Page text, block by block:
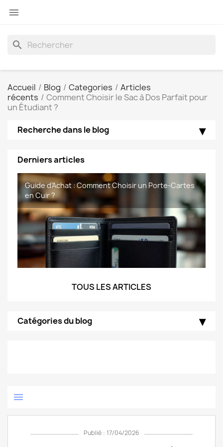

search
Accueil Blog Categories
Articles
récents
Comment Choisir le Sac à Dos Parfait pour
un Étudiant ?
Recherche dans le blog
Derniers articles
📝 Article : Cuir vs Cuir Synthetique–Quel Matériau
Choisir pour sa Maroquinerie
Foire aux questions portefeuille en cuir de
Maroquinerie-Meaux
foire aux questions sacoches homme de
Maroquinerie-Meaux.com.
Guide d’Achat : Comment Choisir un Porte-Cartes
en Cuir ?
TOUS LES ARTICLES
Catégories du blog
menu
Publié : 17/04/2026